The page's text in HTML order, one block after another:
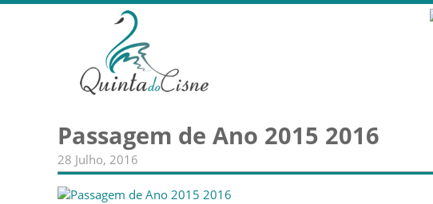
Passagem de Ano 2015 2016
28 Julho, 2016